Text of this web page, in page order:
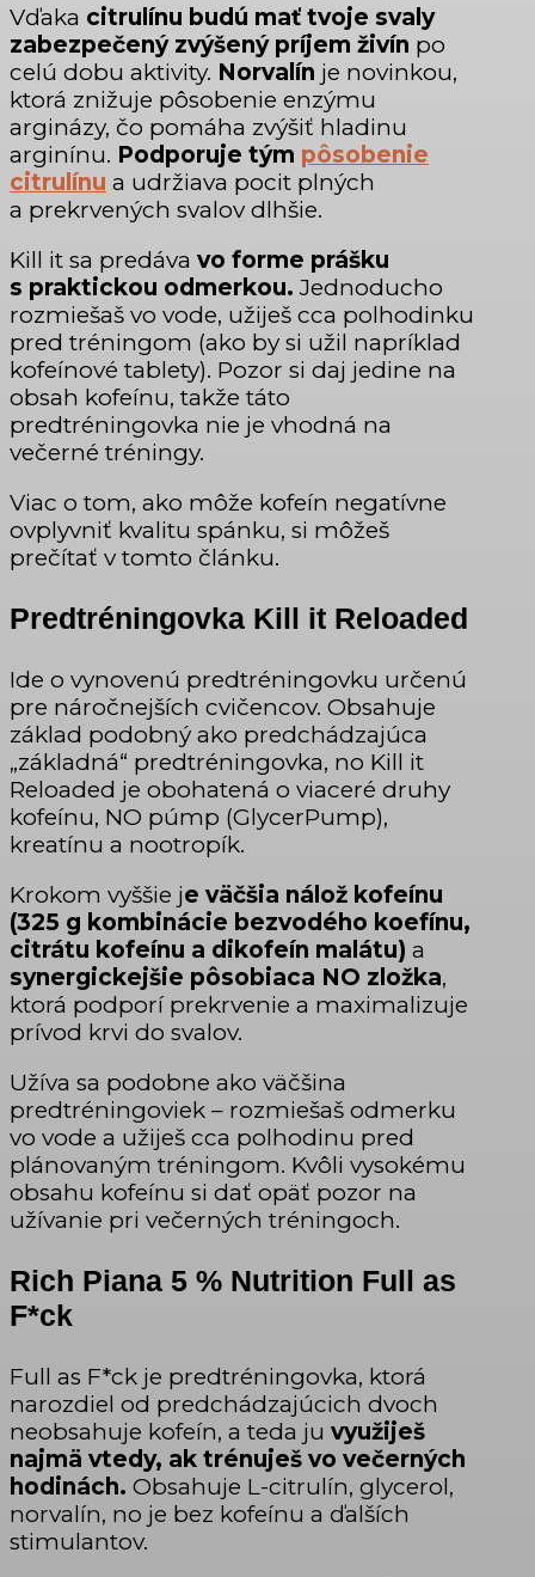
Vďaka citrulínu budú mať tvoje svaly
zabezpečený zvýšený príjem živín po
celú dobu aktivity. Norvalín je novinkou,
ktorá znižuje pôsobenie enzýmu
arginázy, čo pomáha zvýšiť hladinu
arginínu. Podporuje tým pôsobenie
citrulínu a udržiava pocit plných
a prekrvených svalov dlhšie.
Kill it sa predáva vo forme prášku
s praktickou odmerkou. Jednoducho
rozmiešaš vo vode, užiješ cca polhodinku
pred tréningom (ako by si užil napríklad
kofeínové tablety). Pozor si daj jedine na
obsah kofeínu, takže táto
predtréningovka nie je vhodná na
večerné tréningy.
Viac o tom, ako môže kofeín negatívne
ovplyvniť kvalitu spánku, si môžeš
prečítať v tomto článku.
Predtréningovka Kill it Reloaded
Ide o vynovenú predtréningovku určenú
pre náročnejších cvičencov. Obsahuje
základ podobný ako predchádzajúca
„základná“ predtréningovka, no Kill it
Reloaded je obohatená o viaceré druhy
kofeínu, NO púmp (GlycerPump),
kreatínu a nootropík.
Krokom vyššie je väčšia nálož kofeínu
(325 g kombinácie bezvodého koefínu,
citrátu kofeínu a dikofeín malátu) a
synergickejšie pôsobiaca NO zložka,
ktorá podporí prekrvenie a maximalizuje
prívod krvi do svalov.
Užíva sa podobne ako väčšina
predtréningoviek – rozmiešaš odmerku
vo vode a užiješ cca polhodinu pred
plánovaným tréningom. Kvôli vysokému
obsahu kofeínu si dať opäť pozor na
užívanie pri večerných tréningoch.
Rich Piana 5 % Nutrition Full as
F*ck
Full as F*ck je predtréningovka, ktorá
narozdiel od predchádzajúcich dvoch
neobsahuje kofeín, a teda ju využiješ
najmä vtedy, ak trénuješ vo večerných
hodinách. Obsahuje L-citrulín, glycerol,
norvalín, no je bez kofeínu a ďalších
stimulantov.